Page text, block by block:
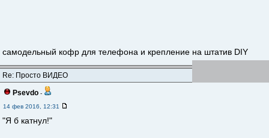
самодельный кофр для телефона и крепление на штатив DIY
Re: Просто ВИДЕО
Psevdo -
14 фев 2016, 12:31
"Я б катнул!"